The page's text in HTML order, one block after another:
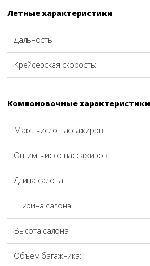
Летные характеристики
Дальность:
Крейсерская скорость:
Компоновочные характеристики
Макс. число пассажиров:
Оптим. число пассажиров:
Длина салона:
Ширина салона:
Высота салона:
Объем багажника: